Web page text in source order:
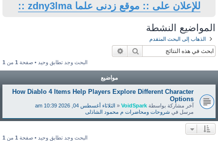
للإعلان على :: موقع زدنى علما zdny3lma ::
المواضيع النشطة
الذهاب إلى البحث المتقدم
بحث
البحث وجد تطابق وحيد • صفحة 1 من 1
مواضيع
How Diablo 4 Items Help Players Explore Different Character
Options
آخر مشاركة بواسطة VoidSpark
« الثلاثاء أغسطس 04, 2026 10:39 am
مرسل في شروحات ومحاضرات م محمود الشاذلى
البحث وجد تطابق وحيد • صفحة 1 من 1